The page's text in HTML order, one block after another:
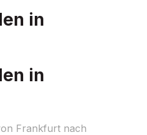
in
in
Frankfurt nach